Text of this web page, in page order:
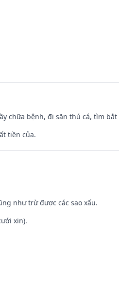
chữa bệnh, đi săn thú cá, tìm
tiền của.
như trừ được các sao xấu.
xin).